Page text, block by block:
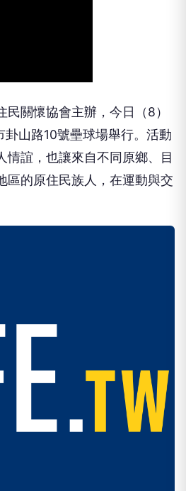
關懷協會主辦，今日（8）
卦山路10號壘球場舉行。活動
情誼，也讓來自不同原鄉、目
區的原住民族人，在運動與交